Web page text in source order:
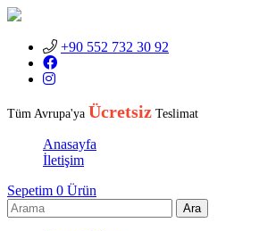
+90 552 732 30 92
Tüm Avrupa'ya Ücretsiz Teslimat
Anasayfa
İletişim
Sepetim 0 Ürün